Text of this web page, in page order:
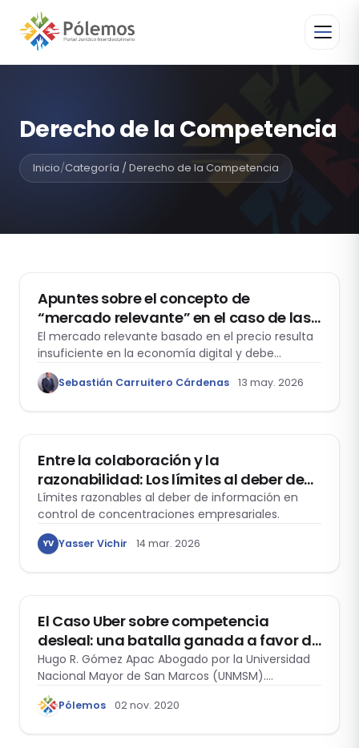
Derecho de la Competencia
Inicio/Categoría / Derecho de la Competencia
Apuntes sobre el concepto de
“mercado relevante” en el caso de las
plataformas digitales
El mercado relevante basado en el precio resulta
insuficiente en la economía digital y debe
adaptarse a los datos y efectos de red.
Sebastián Carruitero Cárdenas 13 may. 2026
Entre la colaboración y la
razonabilidad: Los límites al deber de
información en los procedimientos de
control de concentraciones
Límites razonables al deber de información en
control de concentraciones empresariales.
YV Yasser Vichir 14 mar. 2026
El Caso Uber sobre competencia
desleal: una batalla ganada a favor de
la libertad económica
Hugo R. Gómez Apac Abogado por la Universidad
Nacional Mayor de San Marcos (UNMSM).…
Pólemos 02 nov. 2020